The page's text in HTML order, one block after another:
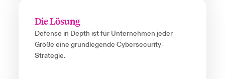
Die Lösung
Defense in Depth ist für Unternehmen jeder
Größe eine grundlegende Cybersecurity-
Strategie.